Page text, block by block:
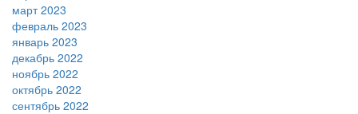
март 2023
февраль 2023
январь 2023
декабрь 2022
ноябрь 2022
октябрь 2022
сентябрь 2022